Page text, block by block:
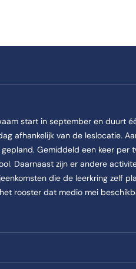
start in september en duurt
afhankelijk van de leslocatie.
Gemiddeld een keer per
Daarnaast zijn er andere
die de leerkring zelf
rooster dat medio mei